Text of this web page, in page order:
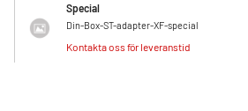
Special
Din-Box-ST-adapter-XF-special
Kontakta oss för leveranstid